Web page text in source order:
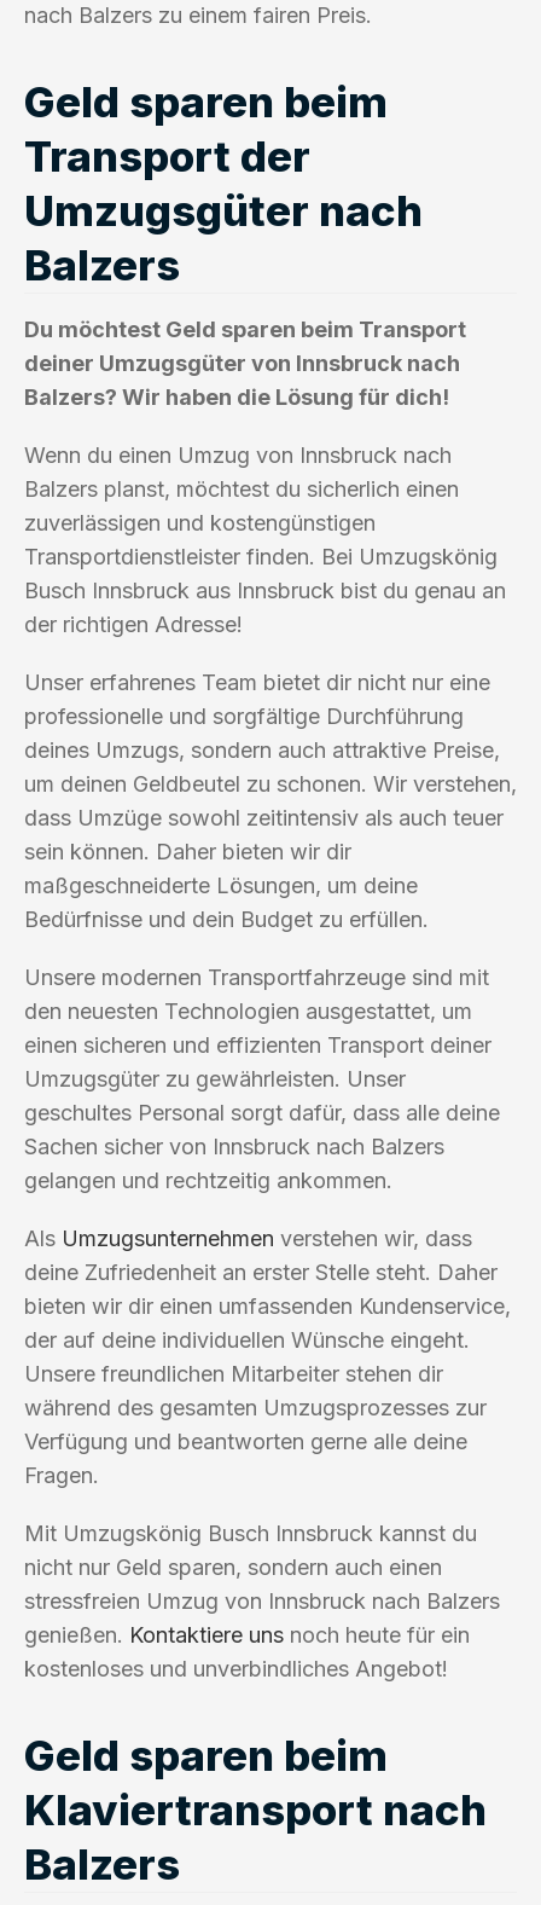
nach Balzers zu einem fairen Preis.
Geld sparen beim
Transport der
Umzugsgüter nach
Balzers
Du möchtest Geld sparen beim Transport
deiner Umzugsgüter von Innsbruck nach
Balzers? Wir haben die Lösung für dich!
Wenn du einen Umzug von Innsbruck nach
Balzers planst, möchtest du sicherlich einen
zuverlässigen und kostengünstigen
Transportdienstleister finden. Bei Umzugskönig
Busch Innsbruck aus Innsbruck bist du genau an
der richtigen Adresse!
Unser erfahrenes Team bietet dir nicht nur eine
professionelle und sorgfältige Durchführung
deines Umzugs, sondern auch attraktive Preise,
um deinen Geldbeutel zu schonen. Wir verstehen,
dass Umzüge sowohl zeitintensiv als auch teuer
sein können. Daher bieten wir dir
maßgeschneiderte Lösungen, um deine
Bedürfnisse und dein Budget zu erfüllen.
Unsere modernen Transportfahrzeuge sind mit
den neuesten Technologien ausgestattet, um
einen sicheren und effizienten Transport deiner
Umzugsgüter zu gewährleisten. Unser
geschultes Personal sorgt dafür, dass alle deine
Sachen sicher von Innsbruck nach Balzers
gelangen und rechtzeitig ankommen.
Als Umzugsunternehmen verstehen wir, dass
deine Zufriedenheit an erster Stelle steht. Daher
bieten wir dir einen umfassenden Kundenservice,
der auf deine individuellen Wünsche eingeht.
Unsere freundlichen Mitarbeiter stehen dir
während des gesamten Umzugsprozesses zur
Verfügung und beantworten gerne alle deine
Fragen.
Mit Umzugskönig Busch Innsbruck kannst du
nicht nur Geld sparen, sondern auch einen
stressfreien Umzug von Innsbruck nach Balzers
genießen. Kontaktiere uns noch heute für ein
kostenloses und unverbindliches Angebot!
Geld sparen beim
Klaviertransport nach
Balzers